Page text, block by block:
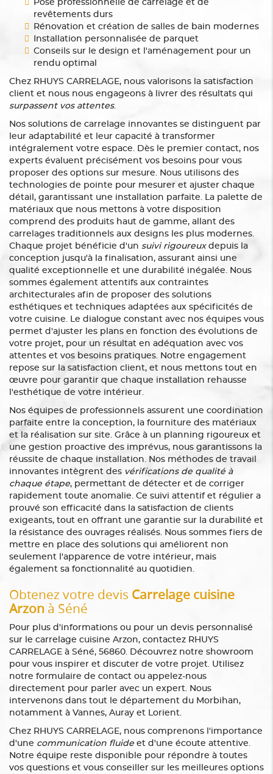
Pose professionnelle de carrelage et de
revêtements durs
Rénovation et création de salles de bain modernes
Installation personnalisée de parquet
Conseils sur le design et l'aménagement pour un
rendu optimal
Chez RHUYS CARRELAGE, nous valorisons la satisfaction
client et nous nous engageons à livrer des résultats qui
surpassent vos attentes.
Nos solutions de carrelage innovantes se distinguent par
leur adaptabilité et leur capacité à transformer
intégralement votre espace. Dès le premier contact, nos
experts évaluent précisément vos besoins pour vous
proposer des options sur mesure. Nous utilisons des
technologies de pointe pour mesurer et ajuster chaque
détail, garantissant une installation parfaite. La palette de
matériaux que nous mettons à votre disposition
comprend des produits haut de gamme, allant des
carrelages traditionnels aux designs les plus modernes.
Chaque projet bénéficie d'un suivi rigoureuxdepuis la
conception jusqu'à la finalisation, assurant ainsi une
qualité exceptionnelle et une durabilité inégalée. Nous
sommes également attentifs aux contraintes
architecturales afin de proposer des solutions
esthétiques et techniques adaptées aux spécificités de
votre cuisine. Le dialogue constant avec nos équipes vous
permet d'ajuster les plans en fonction des évolutions de
votre projet, pour un résultat en adéquation avec vos
attentes et vos besoins pratiques. Notre engagement
repose sur la satisfaction client, et nous mettons tout en
œuvre pour garantir que chaque installation rehausse
l'esthétique de votre intérieur.
Nos équipes de professionnels assurent une coordination
parfaite entre la conception, la fourniture des matériaux
et la réalisation sur site. Grâce à un planning rigoureux et
une gestion proactive des imprévus, nous garantissons la
réussite de chaque installation. Nos méthodes de travail
innovantes intègrent des vérifications de qualité à
chaque étape, permettant de détecter et de corriger
rapidement toute anomalie. Ce suivi attentif et régulier a
prouvé son efficacité dans la satisfaction de clients
exigeants, tout en offrant une garantie sur la durabilité et
la résistance des ouvrages réalisés. Nous sommes fiers de
mettre en place des solutions qui améliorent non
seulement l'apparence de votre intérieur, mais
également sa fonctionnalité au quotidien.
Obtenez votre devis Carrelage cuisine
Arzon à Séné
Pour plus d'informations ou pour un devis personnalisé
sur le carrelage cuisine Arzon, contactez RHUYS
CARRELAGE à Séné, 56860. Découvrez notre showroom
pour vous inspirer et discuter de votre projet. Utilisez
notre formulaire de contact ou appelez-nous
directement pour parler avec un expert. Nous
intervenons dans tout le département du Morbihan,
notamment à Vannes, Auray et Lorient.
Chez RHUYS CARRELAGE, nous comprenons l'importance
d'une communication fluide et d'une écoute attentive.
Notre équipe reste disponible pour répondre à toutes
vos questions et vous conseiller sur les meilleures options